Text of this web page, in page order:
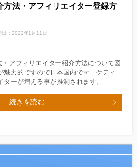
方法・アフィリエイター登録方
日： 2022年1月11日
アフィリエイター紹介方法について図
魅力的ですので日本国内でマーケティ
ターが増える事が推測されます。
続きを読む